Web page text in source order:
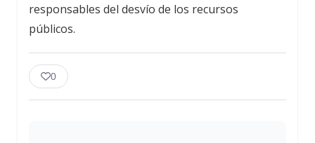
responsables del desvío de los recursos
públicos.
0